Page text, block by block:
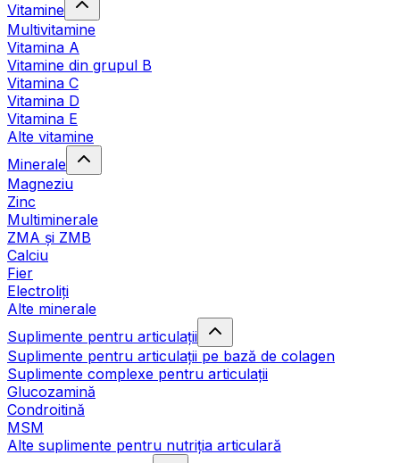
Vitamine
Multivitamine
Vitamina A
Vitamine din grupul B
Vitamina C
Vitamina D
Vitamina E
Alte vitamine
Minerale
Magneziu
Zinc
Multiminerale
ZMA și ZMB
Calciu
Fier
Electroliți
Alte minerale
Suplimente pentru articulații
Suplimente pentru articulații pe bază de colagen
Suplimente complexe pentru articulații
Glucozamină
Condroitină
MSM
Alte suplimente pentru nutriția articulară